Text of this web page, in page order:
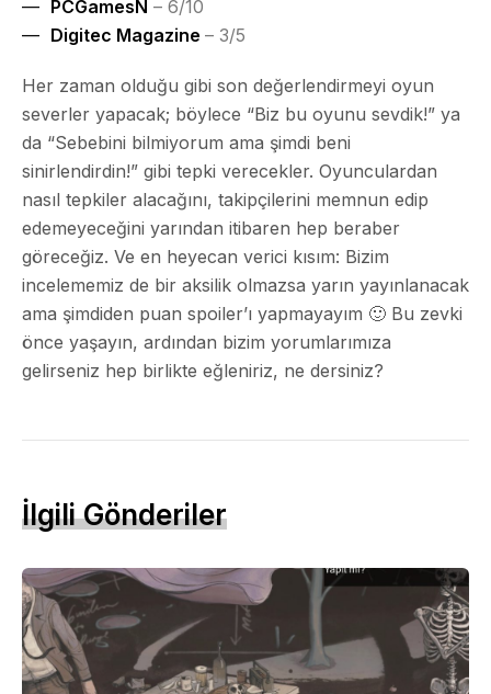
PCGamesN – 6/10
Digitec Magazine – 3/5
Her zaman olduğu gibi son değerlendirmeyi oyun
severler yapacak; böylece “Biz bu oyunu sevdik!” ya
da “Sebebini bilmiyorum ama şimdi beni
sinirlendirdin!” gibi tepki verecekler. Oyunculardan
nasıl tepkiler alacağını, takipçilerini memnun edip
edemeyeceğini yarından itibaren hep beraber
göreceğiz. Ve en heyecan verici kısım: Bizim
incelememiz de bir aksilik olmazsa yarın yayınlanacak
ama şimdiden puan spoiler’ı yapmayayım 🙂 Bu zevki
önce yaşayın, ardından bizim yorumlarımıza
gelirseniz hep birlikte eğleniriz, ne dersiniz?
İlgili Gönderiler